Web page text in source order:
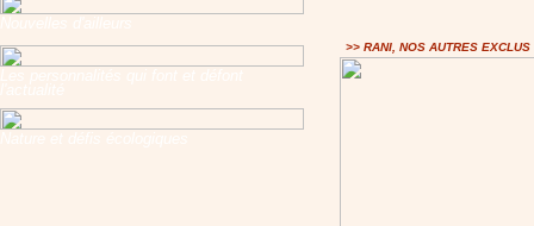
>> RANI, NOS AUTRES EXCLUS